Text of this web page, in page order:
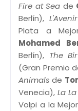
Fire at Sea de
Berlín), L'Avenir
Plata a
Mohamed
Berlín), The
(Gran Premio
Animalsde
Venecia), La
Volpi a la